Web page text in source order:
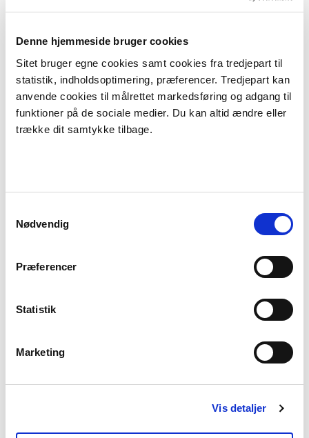
Denne hjemmeside bruger cookies
Sitet bruger egne cookies samt cookies fra tredjepart til
statistik, indholdsoptimering, præferencer. Tredjepart kan
anvende cookies til målrettet markedsføring og adgang til
funktioner på de sociale medier. Du kan altid ændre eller
trække dit samtykke tilbage.
Nødvendig
Præferencer
Statistik
Marketing
Vis detaljer
Er mikroplastik skadeligt for miljøet?
Kunstgræsbaner - Alternativer til
gummigranulat som infill og erfaringer
Partnerskab om mikroplast 2017
µPLAST i spildevand – renseteknologiers
Båndfilterteknologiens potentiale for at
organisk stof i renseanlægs primærdel
sources of releases to the environment in
Denmark